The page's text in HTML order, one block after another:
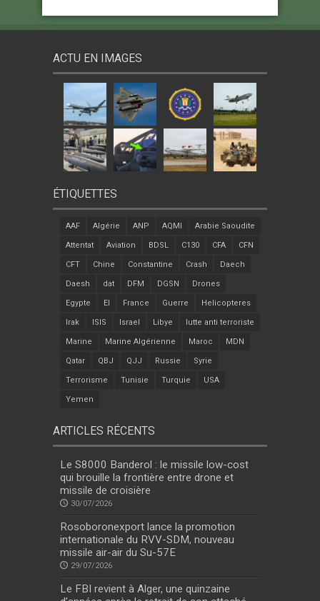
ACTU EN IMAGES
ÉTIQUETTES
AAF Algérie ANP AQMI Arabie Saoudite
Attentat Aviation BDSL C130 CFA CFN
CFT Chine Constantine Crash Daech
Daesh dat DFM DGSN Drones
Egypte EI France Guerre Helicopteres
Irak ISIS Israel Libye lutte anti terroriste
Marine Marine Algérienne Maroc MDN
Qatar QBJ QJJ Russie Syrie
Terrorisme Tunisie Turquie USA
Yemen
ARTICLES RÉCENTS
Le S8000 Banderol : le missile low-cost
qui brouille la frontière entre drone et
missile de croisière
30/07/2026
Rosoboronexport lance la promotion
internationale du RVV-SDM, nouveau
missile air-air du Su-57E
29/07/2026
Le FBI revient à Alger, une quinzaine